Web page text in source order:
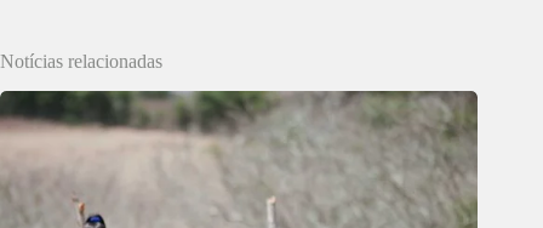
Notícias relacionadas